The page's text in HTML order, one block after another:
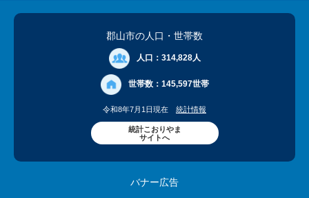
郡山市の人口 ・世帯数
人口： 314,828人
世帯数： 145,597世帯
令和8年7月1日現在 統計情報
統計こおりやま
サイトへ
バナー広告